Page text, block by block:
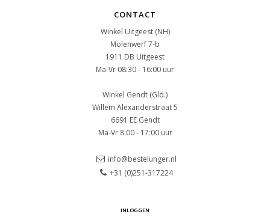
CONTACT
Winkel Uitgeest (NH)
Molenwerf 7-b
1911 DB Uitgeest
Ma-Vr 08:30 - 16:00 uur
Winkel Gendt (Gld.)
Willem Alexanderstraat 5
6691 EE Gendt
Ma-Vr 8:00 - 17:00 uur
info@bestelunger.nl
+31 (0)251-317224
INLOGGEN